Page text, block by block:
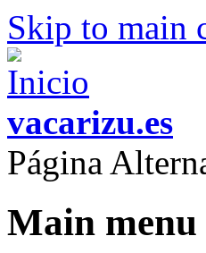
Skip to main
vacarizu.es
Página
Main menu